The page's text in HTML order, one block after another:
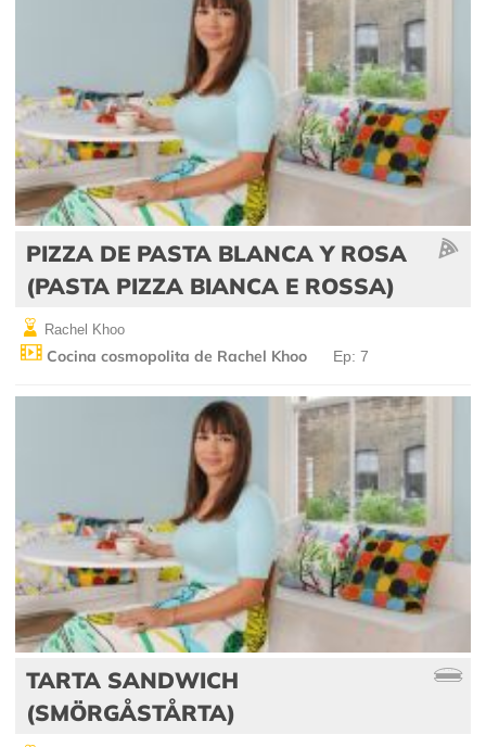
PIZZA DE PASTA BLANCA Y ROSA
(PASTA PIZZA BIANCA E ROSSA)
Rachel Khoo
Cocina cosmopolita de Rachel Khoo Ep: 7
TARTA SANDWICH
(SMÖRGÅSTÅRTA)